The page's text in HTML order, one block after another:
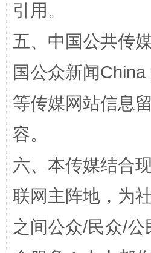
扯下公款旅游的“隐身衣”
“蜀中异人”王建安的艺术
引用。
五、中国公共传
国公众新闻
等传媒网站信息
容。
六、本传媒结合
联网主阵地，为
之间公众/民众/